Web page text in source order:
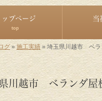
ップページ
top
当
グ » 施工実績 » 埼玉県川越市 ベラ
川越市 ベランダ屋